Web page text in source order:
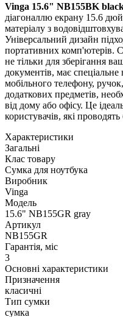
Vinga 15.6" NB155BK
діагоналлю екрану 15.6
матеріалу з
Універсальний дизайн
портативних комп'ютерів.
не тільки для зберігання
документів, має
мобільного телефону,
додаткових предметів,
від дому або офісу. Це
користувачів, які проводять
Характеристики
Загальні
Клас товару
Сумка для ноутбука
Виробник
Vinga
Модель
15.6" NB155GR gray
Артикул
NB155GR
Гарантія, міс
3
Основні характеристики
Призначення
класичні
Тип сумки
сумка